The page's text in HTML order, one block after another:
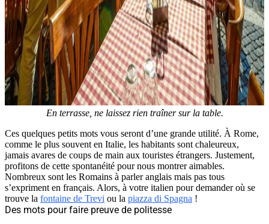
En terrasse, ne laissez rien traîner sur la table.
Ces quelques petits mots vous seront d’une grande utilité. À Rome,
comme le plus souvent en Italie, les habitants sont chaleureux,
jamais avares de coups de main aux touristes étrangers. Justement,
profitons de cette spontanéité pour nous montrer aimables.
Nombreux sont les Romains à parler anglais mais pas tous
s’expriment en français. Alors, à votre italien pour demander où se
trouve la fontaine de Trevi ou la piazza di Spagna !
Des mots pour faire preuve de politesse